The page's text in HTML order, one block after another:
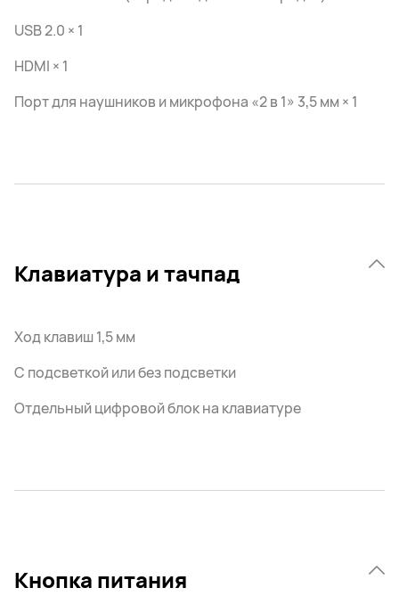
USB 2.0 × 1
HDMI × 1
Порт для наушников и микрофона «2 в 1» 3,5 мм × 1
Клавиатура и тачпад
Ход клавиш 1,5 мм
С подсветкой или без подсветки
Отдельный цифровой блок на клавиатуре
Кнопка питания